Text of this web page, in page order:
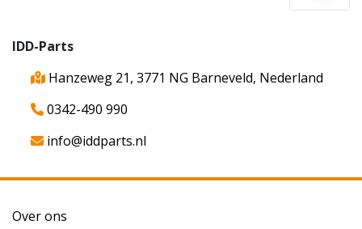
IDD-Parts
Hanzeweg 21, 3771 NG Barneveld, Nederland
0342-490 990
info@iddparts.nl
Over ons